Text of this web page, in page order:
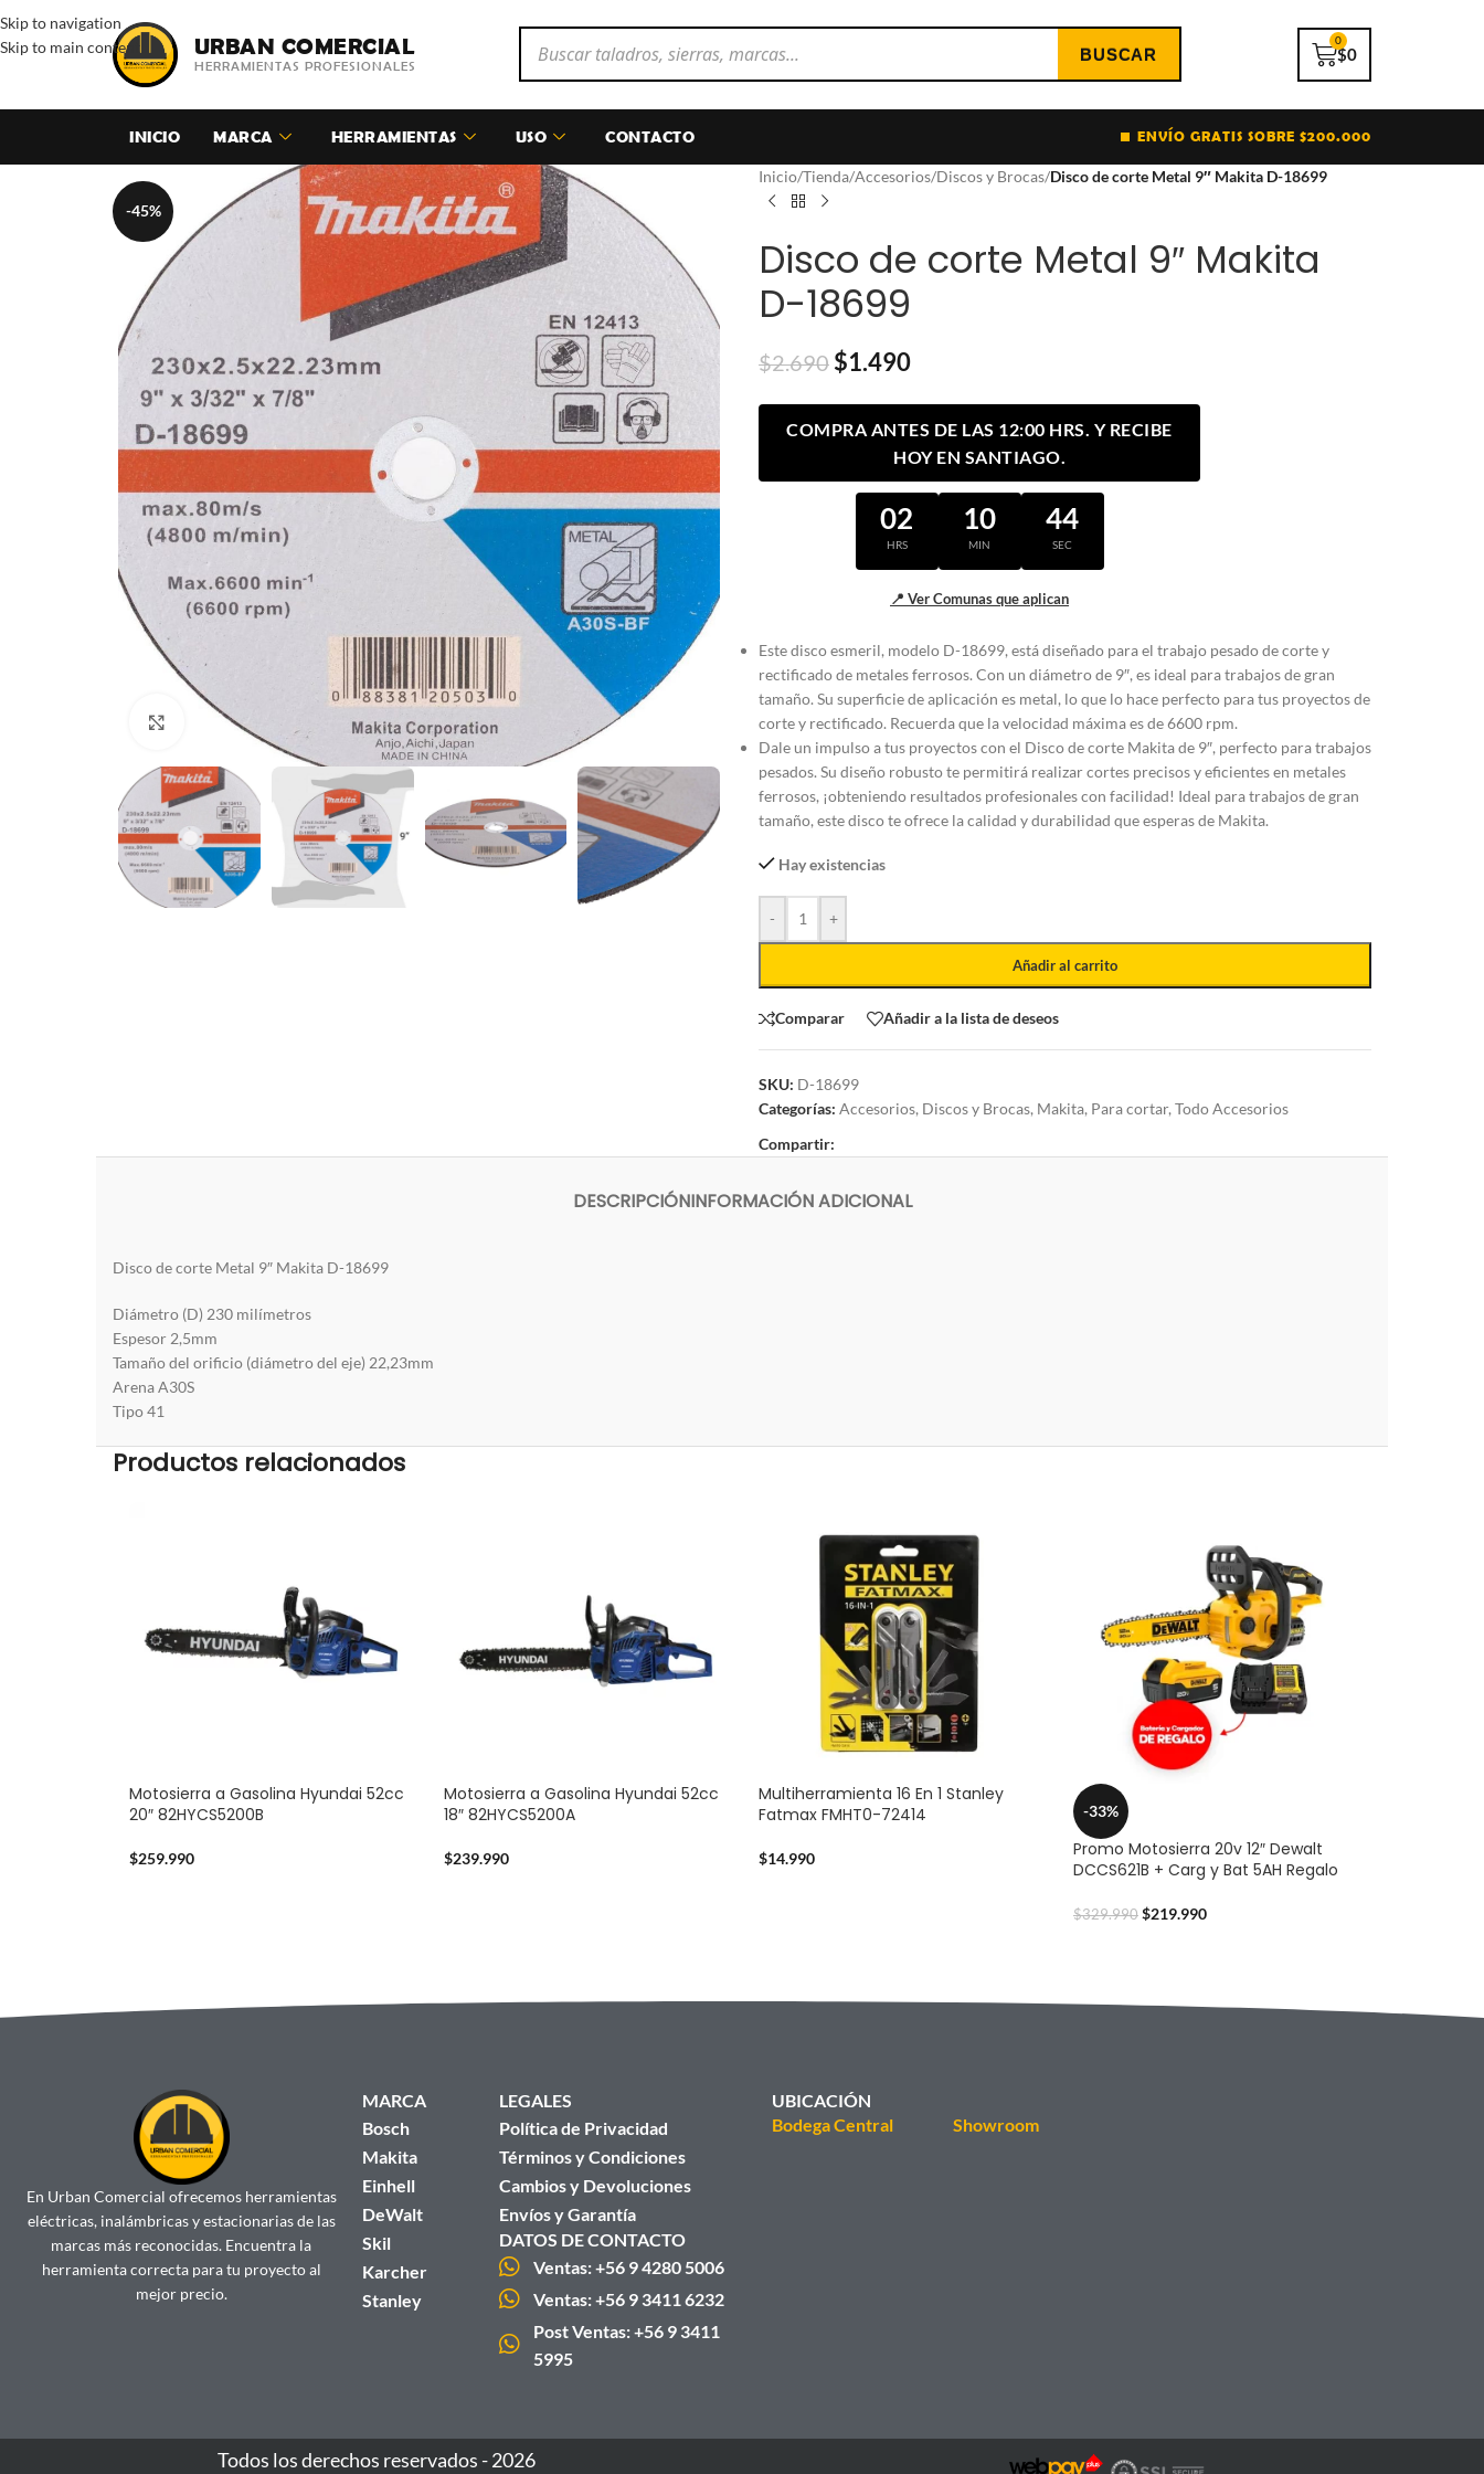
Skip to navigation
Skip to main content
URBAN COMERCIAL
HERRAMIENTAS PROFESIONALES
$0
0
INICIO MARCA HERRAMIENTAS USO CONTACTO ENVÍO GRATIS SOBRE $200.000
-45%
Clic para ampliar
Inicio/Tienda/Accesorios/Discos y Brocas/Disco de corte Metal 9″ Makita D-18699
Disco de corte Metal 9″ Makita
D-18699
$2.690 $1.490
COMPRA ANTES DE LAS 12:00 HRS. Y RECIBE
HOY EN SANTIAGO.
02
HRS
10
MIN
43
SEC
📍 Ver Comunas que aplican
Este disco esmeril, modelo D-18699, está diseñado para el trabajo pesado de corte y
rectificado de metales ferrosos. Con un diámetro de 9″, es ideal para trabajos de gran
tamaño. Su superficie de aplicación es metal, lo que lo hace perfecto para tus proyectos de
corte y rectificado. Recuerda que la velocidad máxima es de 6600 rpm.
Dale un impulso a tus proyectos con el Disco de corte Makita de 9″, perfecto para trabajos
pesados. Su diseño robusto te permitirá realizar cortes precisos y eficientes en metales
ferrosos, ¡obteniendo resultados profesionales con facilidad! Ideal para trabajos de gran
tamaño, este disco te ofrece la calidad y durabilidad que esperas de Makita.
Hay existencias
- +
Añadir al carrito
Comparar Añadir a la lista de deseos
SKU: D-18699
Categorías: Accesorios, Discos y Brocas, Makita, Para cortar, Todo Accesorios
Compartir:
DESCRIPCIÓNINFORMACIÓN ADICIONAL
Disco de corte Metal 9″ Makita D-18699
Diámetro (D) 230 milímetros
Espesor 2,5mm
Tamaño del orificio (diámetro del eje) 22,23mm
Arena A30S
Tipo 41
Productos relacionados
Motosierra a Gasolina Hyundai 52cc
20″ 82HYCS5200B
$259.990
Motosierra a Gasolina Hyundai 52cc
18″ 82HYCS5200A
$239.990
Multiherramienta 16 En 1 Stanley
Fatmax FMHT0-72414
$14.990
-33%
Promo Motosierra 20v 12″ Dewalt
DCCS621B + Carg y Bat 5AH Regalo
$329.990 $219.990
En Urban Comercial ofrecemos herramientas
eléctricas, inalámbricas y estacionarias de las
marcas más reconocidas. Encuentra la
herramienta correcta para tu proyecto al
mejor precio.
MARCA
Bosch
Makita
Einhell
DeWalt
Skil
Karcher
Stanley
LEGALES
Política de Privacidad
Términos y Condiciones
Cambios y Devoluciones
Envíos y Garantía
DATOS DE CONTACTO
Ventas: +56 9 4280 5006
Ventas: +56 9 3411 6232
Post Ventas: +56 9 3411
5995
UBICACIÓN
Bodega Central
Showroom
Todos los derechos reservados - 2026